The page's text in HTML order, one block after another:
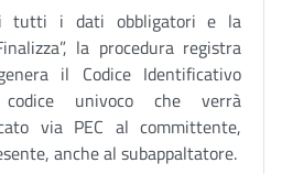
tutti i dati obbligatori e la
la procedura registra
il Codice Identificativo
univoco che verrà
via PEC al committente,
anche al subappaltatore.